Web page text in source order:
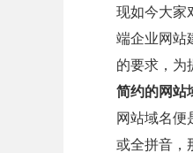
现如今大家
端企业网站
的要求，为
简约的网站
网站域名便
或全拼音，